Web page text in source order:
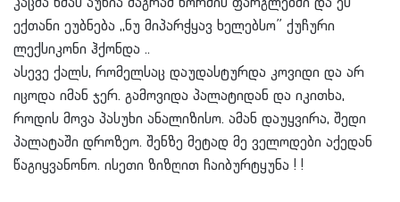
ექთანი ეუბნება ,,ნუ მიპარჭყავ ხელებსო” ქუჩური
ლექსიკონი ჰქონდა ..
ასევე ქალს, რომელსაც დაუდასტურდა კოვიდი და არ
იცოდა იმან ჯერ. გამოვიდა პალატიდან და იკითხა,
როდის მოვა პასუხი ანალიზისო. ამან დაუყვირა, შედი
პალატაში დროზეო. შენზე მეტად მე ველოდები აქედან
წაგიყვანონო. ისეთი ზიზღით ჩაიბურტყუნა ! !